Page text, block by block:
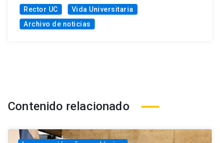
Rector UC
Vida Universitaria
Archivo de noticias
Contenido relacionado